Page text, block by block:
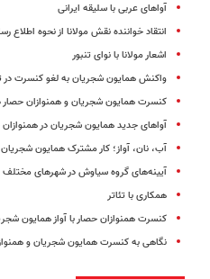
آوا‌های عربی با سلیقه ایرانی
انتقاد خواننده نقش مولانا از نحوه اطلاع
اشعار مولانا با نوای تنبور
واکنش همایون شجریان به لغو کنسرت در
کنسرت همایون شجریان و همنوازان حصار
آوا‌های جدید همایون شجریان در
آب، نان، آواز؛ کار مشترک همایون
آیینه‌های گروه سیاوش در شهرهای مختلف
همکاری با تئاتر
کنسرت همنوازان حصار با آواز همایون
نگاهی به کنسرت همایون شجریان و